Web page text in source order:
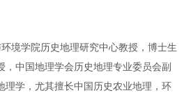
境学院历史地理研究中心教授，博士生
中国地理学会历史地理专业委员会副
理学，尤其擅长中国历史农业地理，环